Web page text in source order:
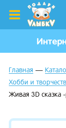
Главная
Хобби и
Живая 3D сказка